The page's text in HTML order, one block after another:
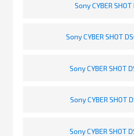
Sony CYBER SHOT
Sony CYBER SHOT
Sony CYBER SHOT
Sony CYBER SHOT
Sony CYBER SHOT